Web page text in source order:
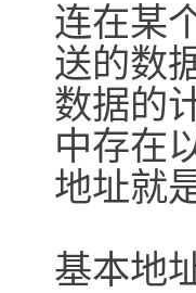
连在某
送的数
数据的
中存在
地址就
基本地